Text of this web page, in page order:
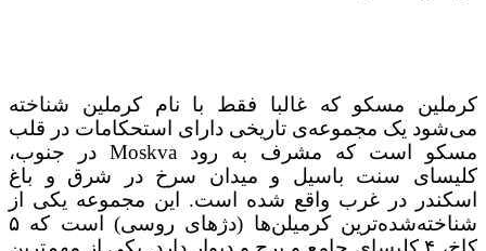
کرملین مسکو که غالبا فقط با نام کرملین شناخته
می‌شود یک مجموعه‌ی تاریخی دارای استحکامات در قلب
مسکو است که مشرف به رود Moskva در جنوب،
کلیسای سنت باسیل و میدان سرخ در شرق و باغ
اسکندر در غرب واقع شده است. این مجموعه یکی از
شناخته‌شده‌ترین کرمیلن‌ها (دژهای روسی) است که ۵